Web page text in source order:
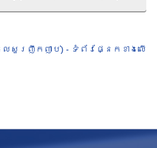
ល​សួរ​ញឹក​ញាប់) - ទំព័រផ្នែកខាងលើ​